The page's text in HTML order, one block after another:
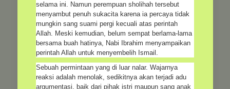
selama ini. Namun perempuan sholihah tersebut
menyambut penuh sukacita karena ia percaya tidak
mungkin sang suami pergi kecuali atas perintah
Allah. Meski kemudian, belum sempat berlama-lama
bersama buah hatinya, Nabi Ibrahim menyampaikan
perintah Allah untuk menyembelih Ismail.
Sebuah permintaan yang di luar nalar. Wajarnya
reaksi adalah menolak, sedikitnya akan terjadi adu
argumentasi, baik dari pihak istri maupun sang anak